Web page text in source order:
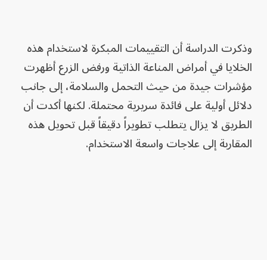
وذكرت الدراسة أن التقييمات المبكرة لاستخدام هذه
الخلايا في أمراض المناعة الذاتية ورفض الزرع أظهرت
مؤشرات جيدة من حيث التحمل والسلامة، إلى جانب
دلائل أولية على فائدة سريرية محتملة. لكنها أكدت أن
الطريق لا يزال يتطلب تطويراً دقيقاً قبل تحويل هذه
المقاربة إلى علاجات واسعة الاستخدام.